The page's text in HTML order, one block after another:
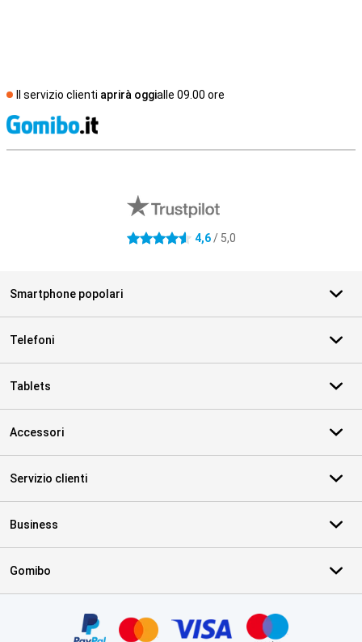
Il servizio clienti aprirà oggialle 09.00 ore
4.6 stelle 4,6/ 5,0
Smartphone popolari
Telefoni
Tablets
Accessori
Servizio clienti
Business
Gomibo